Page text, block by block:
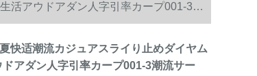
活アウドアダン人字引率カープ001-3潮
快适潮流カジュアスライり止めダイヤム
アダン人字引率カープ001-3潮流サー